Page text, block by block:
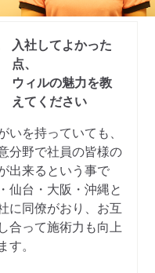
入社してよかった
点、
ウィルの魅力を教
えてください
いを持っていても、
分野で社員の皆様の
出来るという事で
仙台・大阪・沖縄と
に同僚がおり、お互
合って施術力も向上
す。